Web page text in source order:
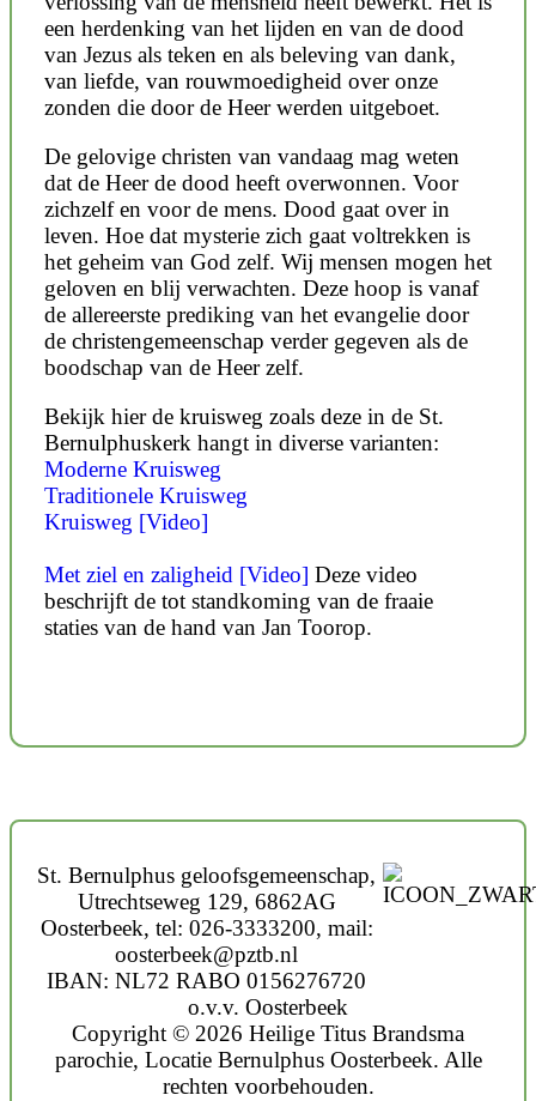
een herdenking van het lijden en van de dood
van Jezus als teken en als beleving van dank,
van liefde, van rouwmoedigheid over onze
zonden die door de Heer werden uitgeboet.
De gelovige christen van vandaag mag weten
dat de Heer de dood heeft overwonnen. Voor
zichzelf en voor de mens. Dood gaat over in
leven. Hoe dat mysterie zich gaat voltrekken is
het geheim van God zelf. Wij mensen mogen het
geloven en blij verwachten. Deze hoop is vanaf
de allereerste prediking van het evangelie door
de christengemeenschap verder gegeven als de
boodschap van de Heer zelf.
Bekijk hier de kruisweg zoals deze in de St.
Bernulphuskerk hangt in diverse varianten:
Moderne Kruisweg
Traditionele Kruisweg
Kruisweg [Video]
Met ziel en zaligheid [Video] Deze video
beschrijft de tot standkoming van de fraaie
staties van de hand van Jan Toorop.
St. Bernulphus geloofsgemeenschap,
Utrechtseweg 129, 6862AG
Oosterbeek, tel: 026-3333200, mail:
oosterbeek@pztb.nl
IBAN: NL72 RABO 0156276720
o.v.v. Oosterbeek
Copyright © 2026 Heilige Titus Brandsma
parochie, Locatie Bernulphus Oosterbeek. Alle
rechten voorbehouden.